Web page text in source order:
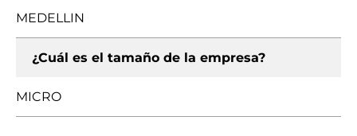
MEDELLIN
¿Cuál es el tamaño de la empresa?
MICRO